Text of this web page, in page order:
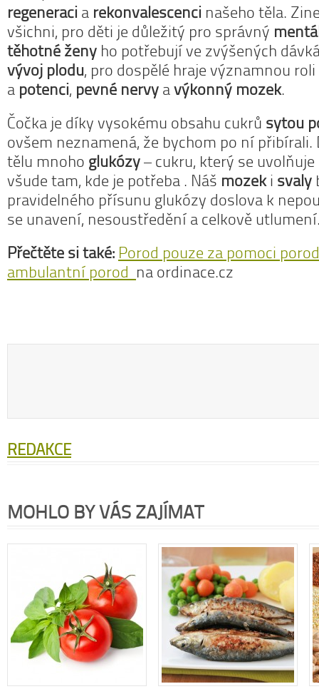
regeneraci a rekonvalescenci našeho těla.
všichni, pro děti je důležitý pro správný
těhotné ženy ho potřebují ve zvýšených
vývoj plodu, pro dospělé hraje významnou
a potenci, pevné nervy avýkonný mozek.
Čočka je díky vysokému obsahu cukrů sytou
ovšem neznamená, že bychom po ní přibírali.
tělu mnoho glukózy– cukru, který se
všude tam, kde je potřeba . Náš mozeki svaly
pravidelného přísunu glukózy doslova k
se unavení, nesoustředění a celkově
Přečtěte si také: Porod pouze za pomoci
ambulantní porod na ordinace.cz
REDAKCE
MOHLO BY VÁS ZAJÍMAT